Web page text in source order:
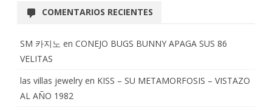
COMENTARIOS RECIENTES
SM 카지노 en CONEJO BUGS BUNNY APAGA SUS 86
VELITAS
las villas jewelry en KISS – SU METAMORFOSIS – VISTAZO
AL AÑO 1982